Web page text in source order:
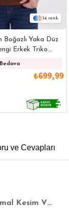
14
Boğazlı Yaka Düz
Erkek Triko
₺699,99
BOXERve Cevapları
Erkek Standart Fit Normal Kesim V Yaka Pamuklu Tarçın Triko Kazak